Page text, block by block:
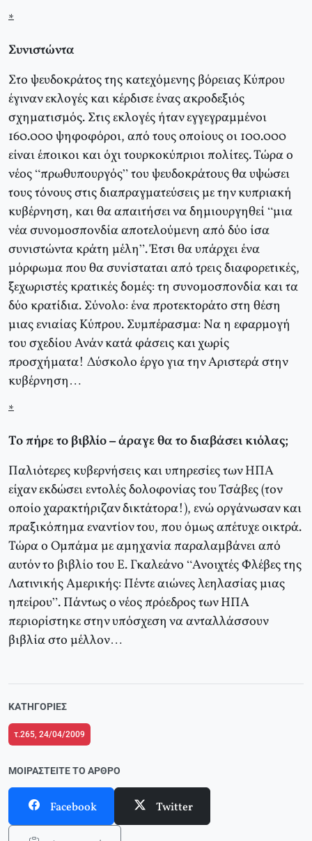
*
Συνιστώντα
Στο ψευδοκράτος της κατεχόμενης βόρειας Κύπρου
έγιναν εκλογές και κέρδισε ένας ακροδεξιός
σχηματισμός. Στις εκλογές ήταν εγγεγραμμένοι
160.000 ψηφοφόροι, από τους οποίους οι 100.000
είναι έποικοι και όχι τουρκοκύπριοι πολίτες. Τώρα ο
νέος “πρωθυπουργός” του ψευδοκράτους θα υψώσει
τους τόνους στις διαπραγματεύσεις με την κυπριακή
κυβέρνηση, και θα απαιτήσει να δημιουργηθεί “μια
νέα συνομοσπονδία αποτελούμενη από δύο ίσα
συνιστώντα κράτη μέλη”. Έτσι θα υπάρχει ένα
μόρφωμα που θα συνίσταται από τρεις διαφορετικές,
ξεχωριστές κρατικές δομές: τη συνομοσπονδία και τα
δύο κρατίδια. Σύνολο: ένα προτεκτοράτο στη θέση
μιας ενιαίας Κύπρου. Συμπέρασμα: Να η εφαρμογή
του σχεδίου Ανάν κατά φάσεις και χωρίς
προσχήματα! Δύσκολο έργο για την Αριστερά στην
κυβέρνηση…
*
Το πήρε το βιβλίο – άραγε θα το διαβάσει κιόλας;
Παλιότερες κυβερνήσεις και υπηρεσίες των ΗΠΑ
είχαν εκδώσει εντολές δολοφονίας του Τσάβες (τον
οποίο χαρακτήριζαν δικτάτορα!), ενώ οργάνωσαν και
πραξικόπημα εναντίον του, που όμως απέτυχε οικτρά.
Τώρα ο Ομπάμα με αμηχανία παραλαμβάνει από
αυτόν το βιβλίο του Ε. Γκαλεάνο “Ανοιχτές Φλέβες της
Λατινικής Αμερικής: Πέντε αιώνες λεηλασίας μιας
ηπείρου”. Πάντως ο νέος πρόεδρος των ΗΠΑ
περιορίστηκε στην υπόσχεση να ανταλλάσσουν
βιβλία στο μέλλον…
ΚΑΤΗΓΟΡΊΕΣ
τ.265, 24/04/2009
ΜΟΙΡΑΣΤΕΊΤΕ ΤΟ ΆΡΘΡΟ
Facebook Twitter